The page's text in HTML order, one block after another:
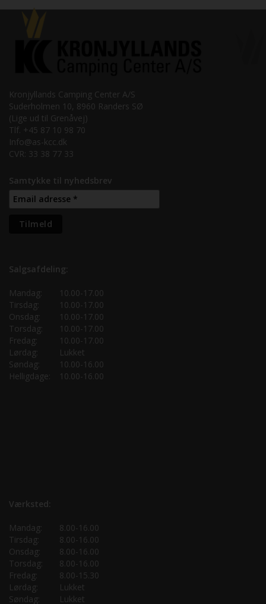
Kronjyllands Camping Center A/S
Suderholmen 10, 8960 Randers SØ
(Lige ud til Grenåvej)
Tlf. +45 87 10 98 70
Info@as-kcc.dk
CVR: 33 38 77 33
Samtykke til nyhedsbrev
Salgsafdeling:
Mandag:
10.00-17.00
Tirsdag:
10.00-17.00
Onsdag:
10.00-17.00
Torsdag:
10.00-17.00
Fredag:
10.00-17.00
Lørdag:
Lukket
Søndag:
10.00-16.00
Helligdage:
10.00-16.00
Værksted:
Mandag:
8.00-16.00
Tirsdag:
8.00-16.00
Onsdag:
8.00-16.00
Torsdag:
8.00-16.00
Fredag:
8.00-15.30
Lørdag:
Lukket
Søndag:
Lukket